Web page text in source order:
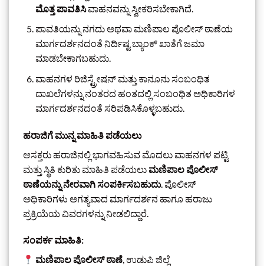
ಮೊತ್ತ ಪಾವತಿಸಿವಾಹನವನ್ನು ಸ್ವೀಕರಿಸಬೇಕಾಗಿದೆ.
ಪಾವತಿಯನ್ನು ನಗದು ಅಥವಾ ಮಣಿಪಾಲ ಪೊಲೀಸ್ ಠಾಣೆಯ
ಮಾರ್ಗದರ್ಶನದಂತೆ ನಿರ್ದಿಷ್ಟ ಬ್ಯಾಂಕ್ ಖಾತೆಗೆ ಜಮಾ
ಮಾಡಬೇಕಾಗಬಹುದು.
ವಾಹನಗಳ ರಿಜಿಸ್ಟ್ರೇಷನ್ ಮತ್ತು ಕಾನೂನು ಸಂಬಂಧಿತ
ದಾಖಲೆಗಳನ್ನು ನಂತರದ ಹಂತದಲ್ಲಿ ಸಂಬಂಧಿತ ಅಧಿಕಾರಿಗಳ
ಮಾರ್ಗದರ್ಶನದಂತೆ ಸರಿಪಡಿಸಿಕೊಳ್ಳಬಹುದು.
ಹರಾಜಿಗೆ ಮುನ್ನ ಮಾಹಿತಿ ಪಡೆಯಲು
ಆಸಕ್ತರು ಹರಾಜಿನಲ್ಲಿ ಭಾಗವಹಿಸುವ ಮೊದಲು ವಾಹನಗಳ ಪಟ್ಟಿ
ಮತ್ತು ಸ್ಥಿತಿ ಕುರಿತು ಮಾಹಿತಿ ಪಡೆಯಲು ಮಣಿಪಾಲ ಪೊಲೀಸ್
ಠಾಣೆಯನ್ನು ನೇರವಾಗಿ ಸಂಪರ್ಕಿಸಬಹುದು. ಪೊಲೀಸ್
ಅಧಿಕಾರಿಗಳು ಅಗತ್ಯವಾದ ಮಾರ್ಗದರ್ಶನ ಹಾಗೂ ಹರಾಜು
ಪ್ರಕ್ರಿಯೆಯ ವಿವರಗಳನ್ನು ನೀಡಲಿದ್ದಾರೆ.
ಸಂಪರ್ಕ ಮಾಹಿತಿ:
ಮಣಿಪಾಲ ಪೊಲೀಸ್ ಠಾಣೆ, ಉಡುಪಿ ಜಿಲ್ಲೆ